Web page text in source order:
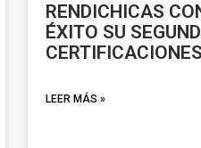
RENDICHICAS
ÉXITO SU
LEER MÁS »